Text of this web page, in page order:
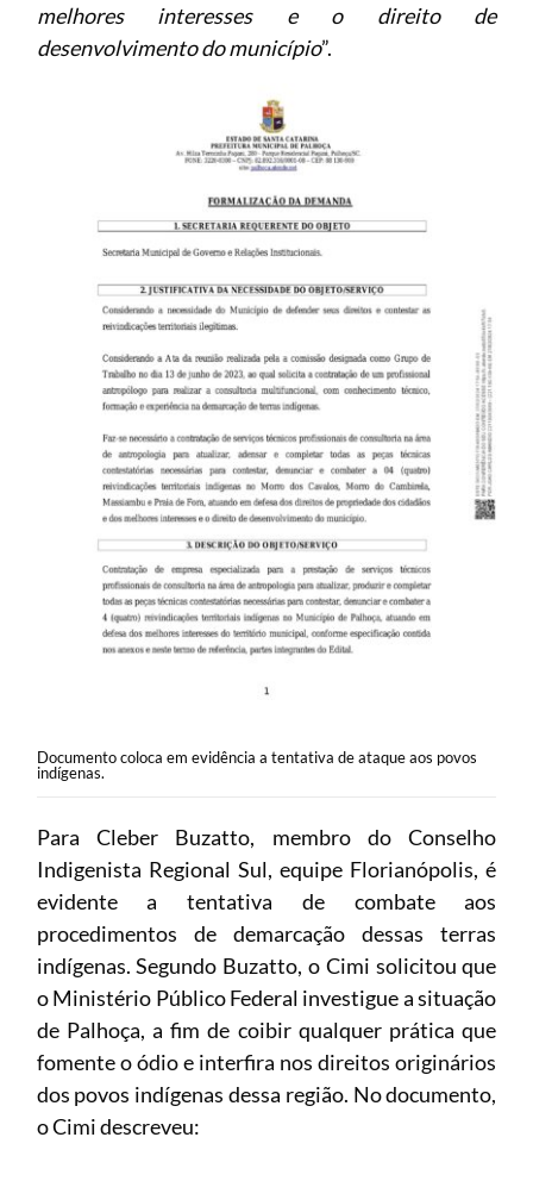
melhores interesses e o direito de
desenvolvimento do município”.
Documento coloca em evidência a tentativa de ataque aos povos
indígenas.
Para Cleber Buzatto, membro do Conselho
Indigenista Regional Sul, equipe Florianópolis, é
evidente a tentativa de combate aos
procedimentos de demarcação dessas terras
indígenas. Segundo Buzatto, o Cimi solicitou que
o Ministério Público Federal investigue a situação
de Palhoça, a fim de coibir qualquer prática que
fomente o ódio e interfira nos direitos originários
dos povos indígenas dessa região. No documento,
o Cimi descreveu: